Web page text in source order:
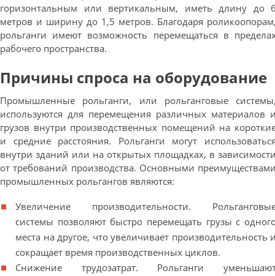
горизонтальным или вертикальным, иметь длину до
метров и ширину до 1,5 метров. Благодаря
рольганги имеют возможность перемещаться в
рабочего пространства.
Причины спроса на оборудование
Промышленные рольганги, или рольганговые
используются для перемещения различных материалов
грузов внутри производственных помещений на
и средние расстояния. Рольганги могут
внутри зданий или на открытых площадках, в
от требований производства. Основными
промышленных рольгангов являются:
Увеличение производительности.
системы позволяют быстро перемещать грузы с
места на другое, что увеличивает производительность
сокращает время производственных циклов.
Снижение трудозатрат. Рольганги